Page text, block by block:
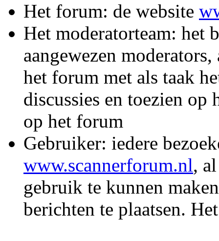
Het forum: de website
Het moderatorteam: het
aangewezen
het forum met als taak
discussies en toezien op
op het forum
Gebruiker: iedere
www.scannerforum.nl,
gebruik te kunnen
berichten te plaatsen.